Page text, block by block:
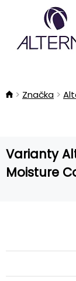
Značka
Varianty
Moisture